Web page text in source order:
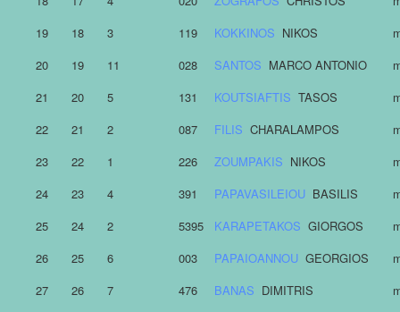
19
18 3 119 KOKKINOS NIKOS
20
19 11 028 SANTOS MARCO ANTONIO
21
20 5 131 KOUTSIAFTIS TASOS
22
21 2 087 FILIS CHARALAMPOS
23
22 1 226 ZOUMPAKIS NIKOS
24
23 4 391 PAPAVASILEIOU BASILIS
25
24 2 5395 KARAPETAKOS GIORGOS
26
25 6 003 PAPAIOANNOU GEORGIOS
27
26 7 476 BANAS DIMITRIS